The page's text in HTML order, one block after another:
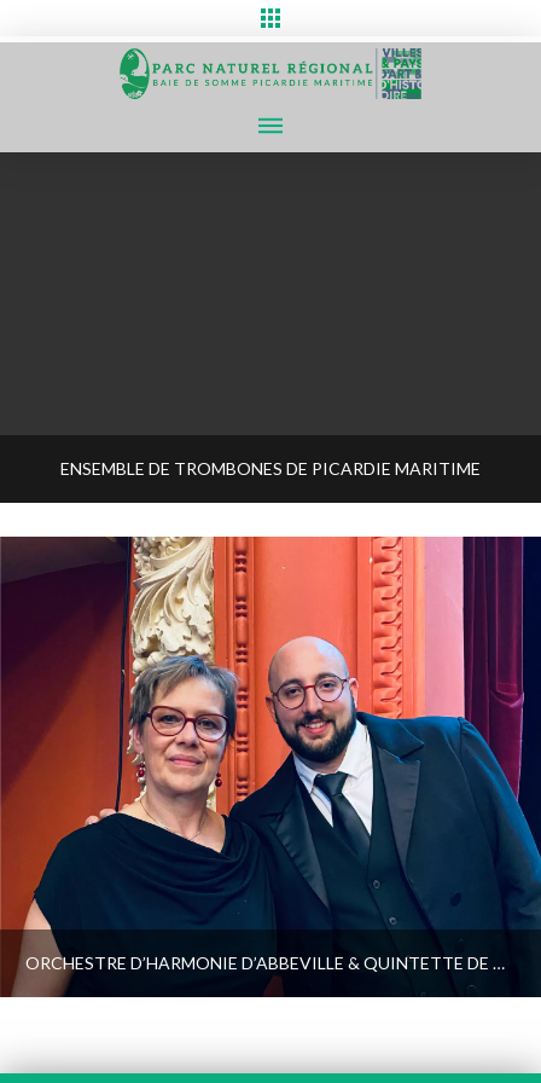
ENSEMBLE DE TROMBONES DE PICARDIE MARITIME
ORCHESTRE D’HARMONIE D’ABBEVILLE & QUINTETTE DE CUIVRES DU BEAUVAISIS